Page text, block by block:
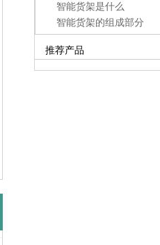
智能货架是什么
智能货架的组成部分
推荐产品